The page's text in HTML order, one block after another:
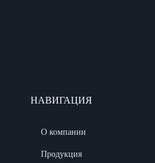
НАВИГАЦИЯ
О компании
Продукция